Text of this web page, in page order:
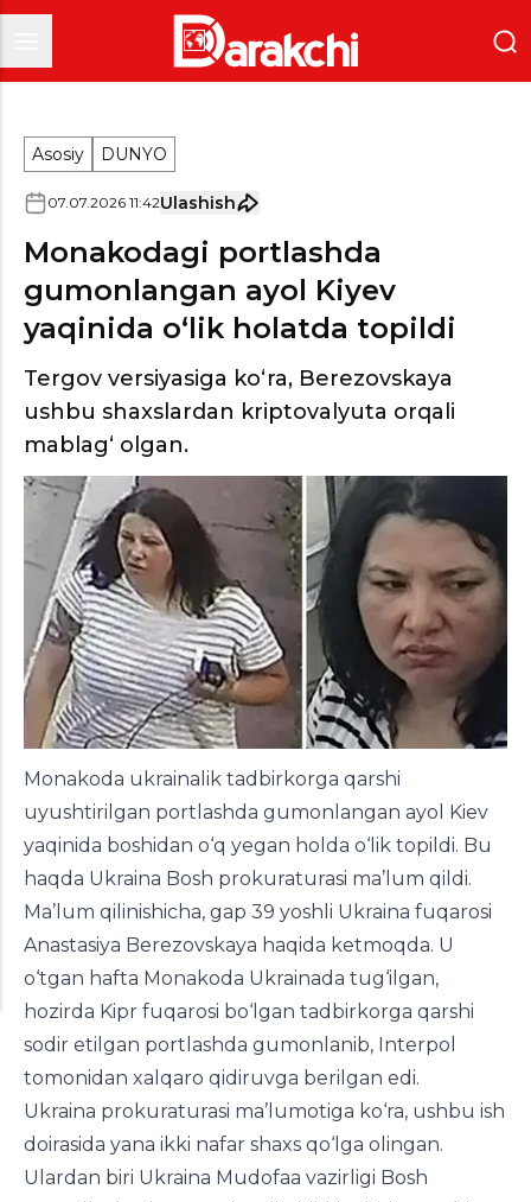
Asosiy DUNYO
07.07.2026 11:42Ulashish
Monakodagi portlashda
gumonlangan ayol Kiyev
yaqinida o‘lik holatda topildi
Tergov versiyasiga ko‘ra, Berezovskaya
ushbu shaxslardan kriptovalyuta orqali
mablag‘ olgan.
Monakoda ukrainalik tadbirkorga qarshi
uyushtirilgan portlashda gumonlangan ayol Kiev
yaqinida boshidan o‘q yegan holda o‘lik topildi. Bu
haqda Ukraina Bosh prokuraturasi ma’lum qildi.
Ma’lum qilinishicha, gap 39 yoshli Ukraina fuqarosi
Anastasiya Berezovskaya haqida ketmoqda. U
o‘tgan hafta Monakoda Ukrainada tug‘ilgan,
hozirda Kipr fuqarosi bo‘lgan tadbirkorga qarshi
sodir etilgan portlashda gumonlanib, Interpol
tomonidan xalqaro qidiruvga berilgan edi.
Ukraina prokuraturasi ma’lumotiga ko‘ra, ushbu ish
doirasida yana ikki nafar shaxs qo‘lga olingan.
Ulardan biri Ukraina Mudofaa vazirligi Bosh